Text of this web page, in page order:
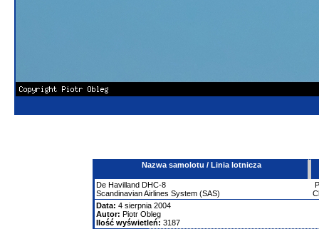
Nazwa samolotu / Linia lotnicza
De Havilland DHC-8
Scandinavian Airlines System (SAS)
Data: 4 sierpnia 2004
Autor: Piotr Obleg
Ilość wyświetleń: 3187